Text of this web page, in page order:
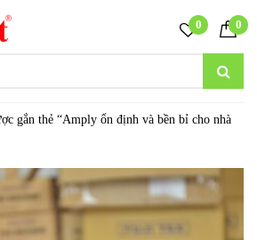
0 0
gắn thẻ “Amply ổn định và bền bỉ cho nhà